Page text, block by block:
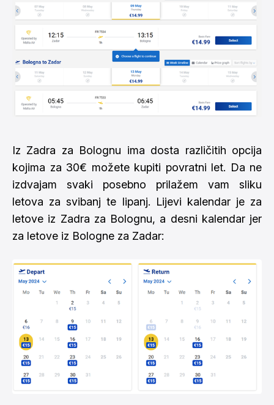
Iz Zadra za Bolognu ima dosta različitih opcija
kojima za 30€ možete kupiti povratni let. Da ne
izdvajam svaki posebno prilažem vam sliku
letova za svibanj te lipanj. Lijevi kalendar je za
letove iz Zadra za Bolognu, a desni kalendar jer
za letove iz Bologne za Zadar: